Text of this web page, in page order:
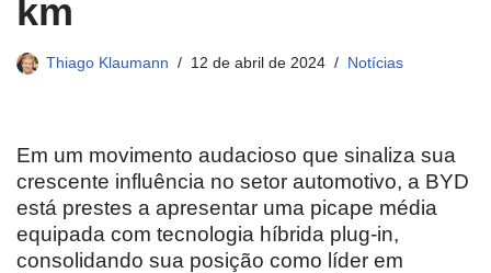
km
Thiago Klaumann 12 de abril de 2024 Notícias
Em um movimento audacioso que sinaliza sua
crescente influência no setor automotivo, a BYD
está prestes a apresentar uma picape média
equipada com tecnologia híbrida plug-in,
consolidando sua posição como líder em